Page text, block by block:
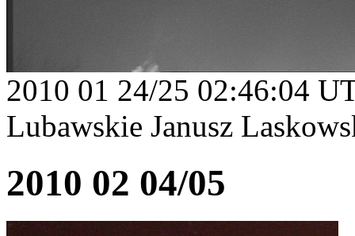
2010 01 24/25 02:46:04
Lubawskie Janusz
2010 02 04/05